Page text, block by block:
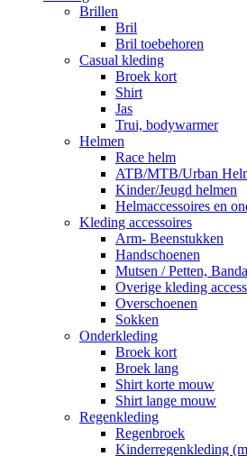
Brillen
Bril
Bril toebehoren
Casual kleding
Broek kort
Shirt
Jas
Trui, bodywarmer
Helmen
Race helm
ATB/MTB/Urban
Kinder/Jeugd helmen
Helmaccessoires en
Kleding accessoires
Arm- Beenstukken
Handschoenen
Mutsen / Petten,
Overige kleding
Overschoenen
Sokken
Onderkleding
Broek kort
Broek lang
Shirt korte mouw
Shirt lange mouw
Regenkleding
Regenbroek
Kinderregenkleding